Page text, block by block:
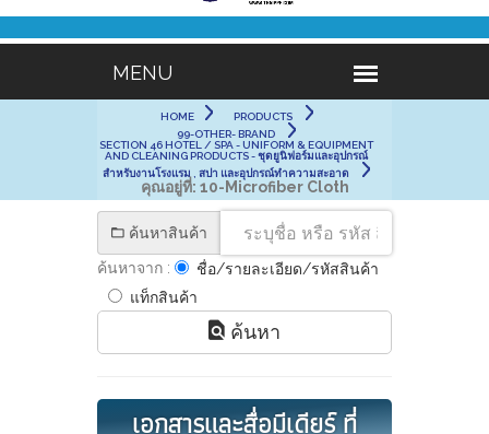
HOME
PRODUCTS
99-OTHER- BRAND
SECTION 46 HOTEL / SPA - UNIFORM & EQUIPMENT
AND CLEANING PRODUCTS - ชุดยูนิฟอร์มและอุปกรณ์
สำหรับงานโรงแรม , สปา และอุปกรณ์ทำความสะอาด
คุณอยู่ที่: 10-Microfiber Cloth
ค้นหาสินค้า
ค้นหาจาก :
ชื่อ/รายละเอียด/รหัสสินค้า
แท็กสินค้า
ค้นหา
เอกสารและสื่อมีเดียร์ ที่